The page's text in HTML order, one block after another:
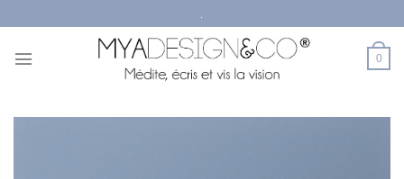
au
contenu
0